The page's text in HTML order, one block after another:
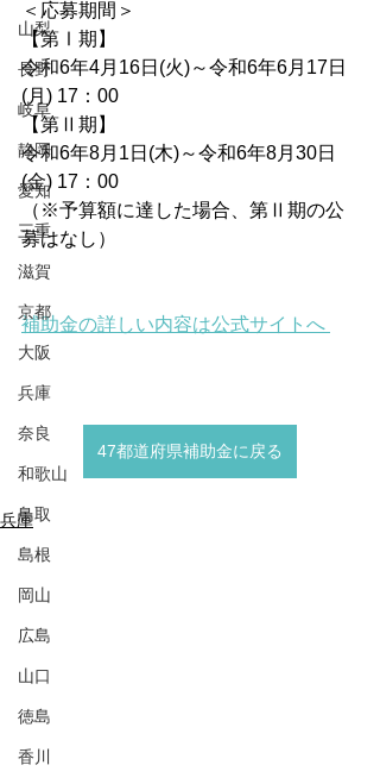
山梨
長野
岐阜
静岡
愛知
三重
滋賀
京都
大阪
兵庫
奈良
和歌山
鳥取
島根
岡山
広島
山口
徳島
香川
＜応募期間＞
【第Ⅰ期】
令和6年4月16日(火)～令和6年6月17日
(月) 17：00
【第Ⅱ期】
令和6年8月1日(木)～令和6年8月30日
(金) 17：00
（※予算額に達した場合、第Ⅱ期の公
募はなし）
補助金の詳しい内容は公式サイトへ
47都道府県補助金に戻る
兵庫